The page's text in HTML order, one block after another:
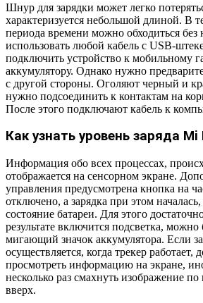
Шнур для зарядки может легко
характеризуется небольшой длиной. В
периода времени можно обходиться без
использовать любой кабель с USB-
подключить устройство к мобильному
аккумулятору. Однако нужно
с другой стороны. Оголяют черный и
нужно подсоединить к контактам на
После этого подключают кабель к
Как узнать уровень заряда Mi
Информация обо всех процессах,
отображается на сенсорном экране.
управления предусмотрена кнопка на
отключено, а зарядка при этом
состояние батареи. Для этого
результате включится подсветка, можно
мигающий значок аккумулятора. Если
осуществляется, когда трекер работает,
просмотреть информацию на экране,
несколько раз смахнуть изображение
вверх.